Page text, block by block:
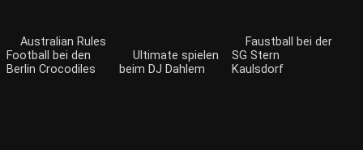
Australian Rules
Football bei den
Berlin Crocodiles
Ultimate spielen
beim DJ Dahlem
Faustball bei der
SG Stern
Kaulsdorf